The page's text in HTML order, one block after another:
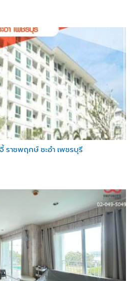
ราชพฤกษ์ ชะอำ เพชรบุรี